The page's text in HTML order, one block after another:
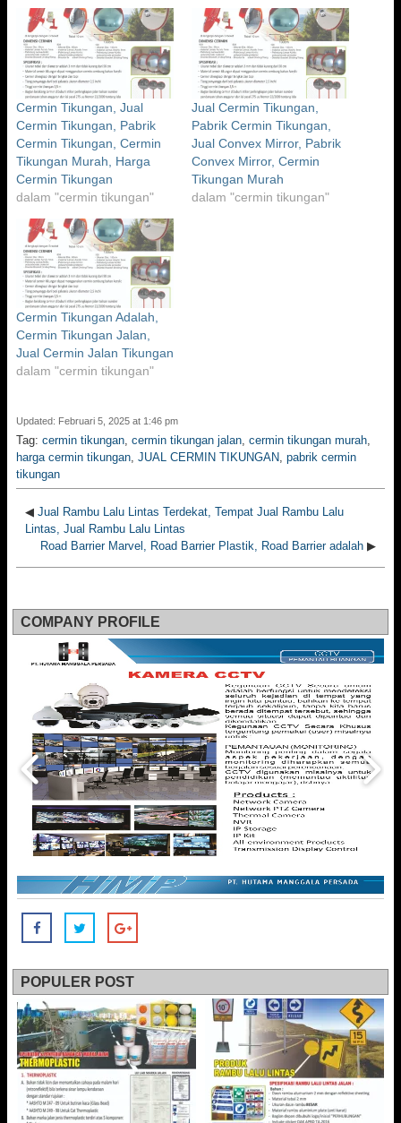
Cermin Tikungan, Jual
Cermin Tikungan, Pabrik
Cermin Tikungan, Cermin
Tikungan Murah, Harga
Cermin Tikungan
dalam "cermin tikungan"
Jual Cermin Tikungan,
Pabrik Cermin Tikungan,
Jual Convex Mirror, Pabrik
Convex Mirror, Cermin
Tikungan Murah
dalam "cermin tikungan"
Cermin Tikungan Adalah,
Cermin Tikungan Jalan,
Jual Cermin Jalan Tikungan
dalam "cermin tikungan"
Updated: Februari 5, 2025 at 1:46 pm
Tag: cermin tikungan, cermin tikungan jalan, cermin tikungan murah,
harga cermin tikungan, JUAL CERMIN TIKUNGAN, pabrik cermin
tikungan
◀ Jual Rambu Lalu Lintas Terdekat, Tempat Jual Rambu Lalu
Lintas, Jual Rambu Lalu Lintas
Road Barrier Marvel, Road Barrier Plastik, Road Barrier adalah ▶
COMPANY PROFILE
POPULER POST